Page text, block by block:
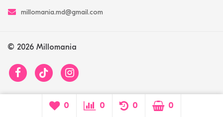
millomania.md@gmail.com
© 2026 Millomania
0 0 0 0